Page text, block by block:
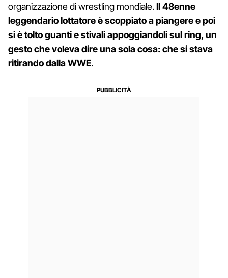
organizzazione di wrestling mondiale.Il 48enne
leggendario lottatore è scoppiato a piangere e poi
si è tolto guanti e stivali appoggiandoli sul ring, un
gesto che voleva dire una sola cosa: che si stava
ritirando dalla WWE.